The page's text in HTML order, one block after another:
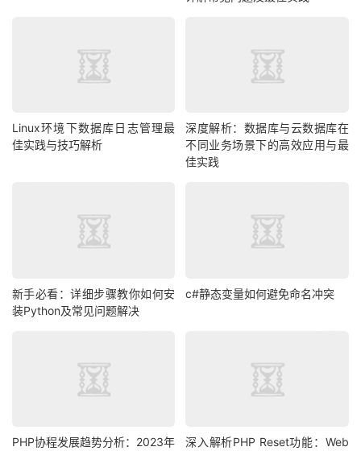
Linux环境下数据库日志管理最
佳实践与技巧解析
深度解析：数据库与云数据库在
不同业务场景下的高效应用与最
佳实践
新手必看：详细步骤教你如何安
装Python及常见问题解决
c#静态变量如何避免命名冲突
PHP协程发展趋势分析：2023年 深入解析PHP Reset功能：Web